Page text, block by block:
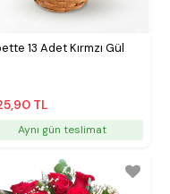
13 Adet Kırmzı Gül
TL
Aynı gün teslimat